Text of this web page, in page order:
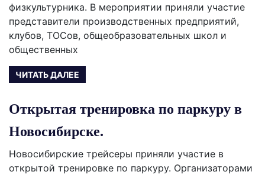
физкультурника. В мероприятии приняли участие
представители производственных предприятий,
клубов, ТОСов, общеобразовательных школ и
общественных
ЧИТАТЬ ДАЛЕЕ
Открытая тренировка по паркуру в
Новосибирске.
Новосибирские трейсеры приняли участие в
открытой тренировке по паркуру. Организаторами